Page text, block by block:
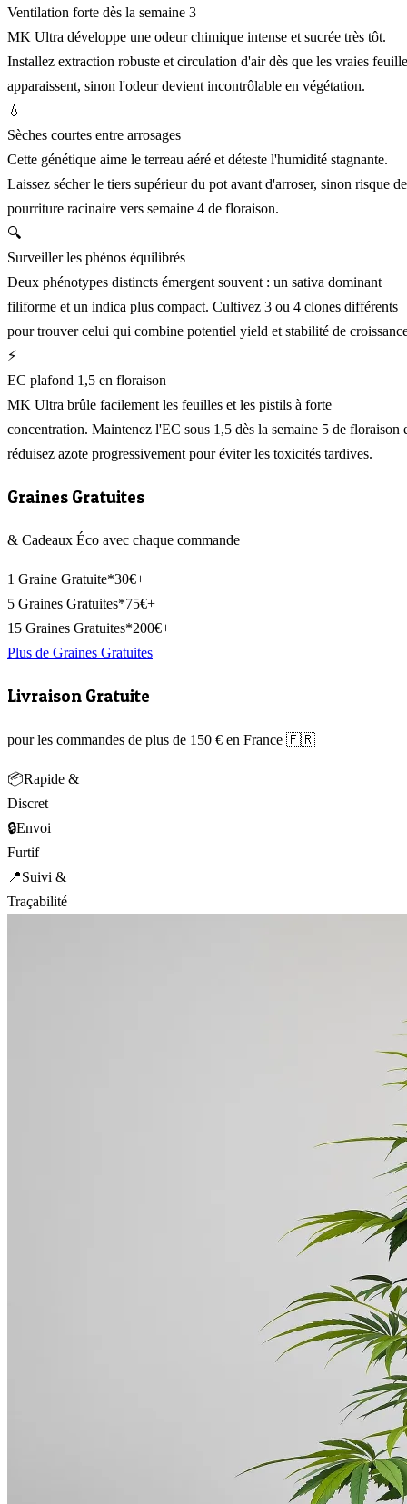
Ventilation forte dès la semaine 3
MK Ultra développe une odeur chimique intense et sucrée très tôt.
Installez extraction robuste et circulation d'air dès que les vraies
apparaissent, sinon l'odeur devient incontrôlable en végétation.
💧
Sèches courtes entre arrosages
Cette génétique aime le terreau aéré et déteste l'humidité stagnante.
Laissez sécher le tiers supérieur du pot avant d'arroser, sinon risque de
pourriture racinaire vers semaine 4 de floraison.
🔍
Surveiller les phénos équilibrés
Deux phénotypes distincts émergent souvent : un sativa dominant
filiforme et un indica plus compact. Cultivez 3 ou 4 clones différents
pour trouver celui qui combine potentiel yield et stabilité de
⚡
EC plafond 1,5 en floraison
MK Ultra brûle facilement les feuilles et les pistils à forte
concentration. Maintenez l'EC sous 1,5 dès la semaine 5 de floraison
réduisez azote progressivement pour éviter les toxicités tardives.
Graines Gratuites
& Cadeaux Éco avec chaque commande
1 Graine Gratuite*30€+
5 Graines Gratuites*75€+
15 Graines Gratuites*200€+
Plus de Graines Gratuites
Livraison Gratuite
pour les commandes de plus de 150 € en France 🇫🇷
📦Rapide &
Discret
🔒Envoi
Furtif
📍Suivi &
Traçabilité